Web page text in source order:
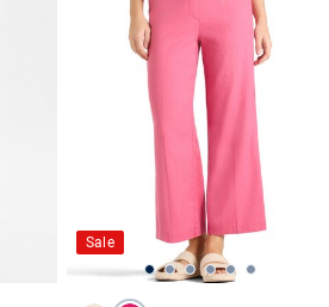
Sale